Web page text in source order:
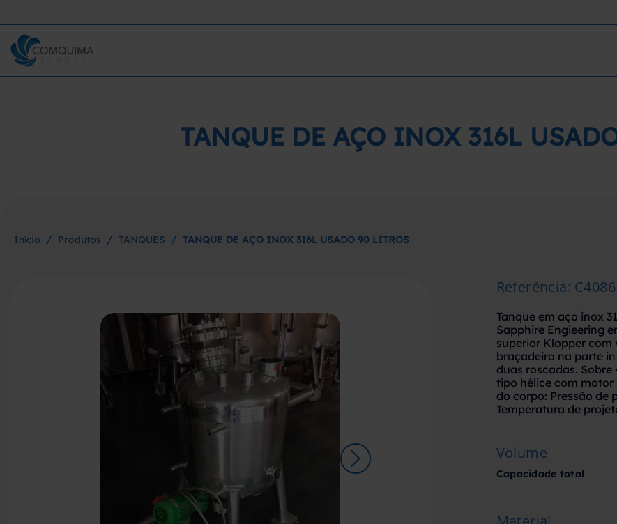
TANQUE DE AÇO INOX 316L
Início / Produtos / TANQUES / TANQUE DE AÇO INOX 316L USADO 90 LITROS
Referência: C4086
Tanque em aço inox
Sapphire Engieering
superior Klopper com
braçadeira na parte
duas roscadas.
tipo hélice com motor
do corpo: Pressão de
Temperatura de
Volume
Capacidade total